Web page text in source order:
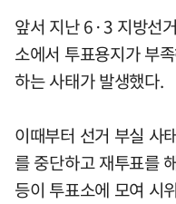
앞서 지난 6·3 지방선
소에서 투표용지가 부
하는 사태가 발생했다.
이때부터 선거 부실 사
를 중단하고 재투표를
등이 투표소에 모여 시